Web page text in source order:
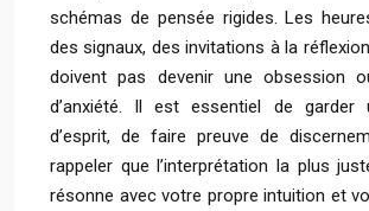
schémas de pensée rigides. Les
des signaux, des invitations à la
doivent pas devenir une obsession
d’anxiété. Il est essentiel de garder
d’esprit, de faire preuve de
rappeler que l’interprétation la plus
résonne avec votre propre intuition et